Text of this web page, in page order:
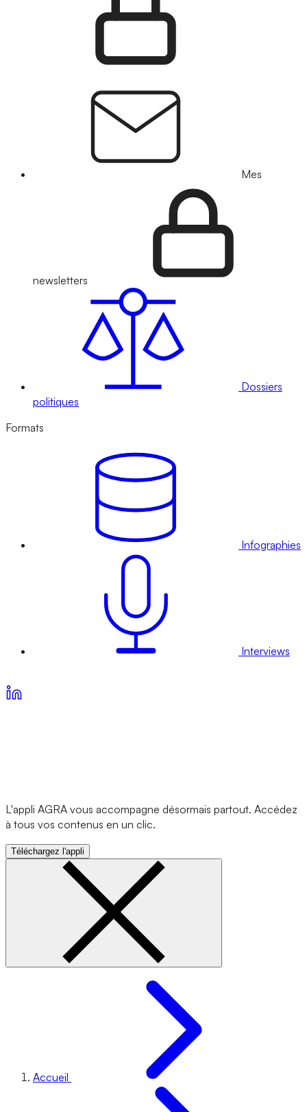
Mes
newsletters
Dossiers
politiques
Formats
Infographies
Interviews
L'appli AGRA vous accompagne désormais partout. Accédez
à tous vos contenus en un clic.
Téléchargez l'appli
Accueil